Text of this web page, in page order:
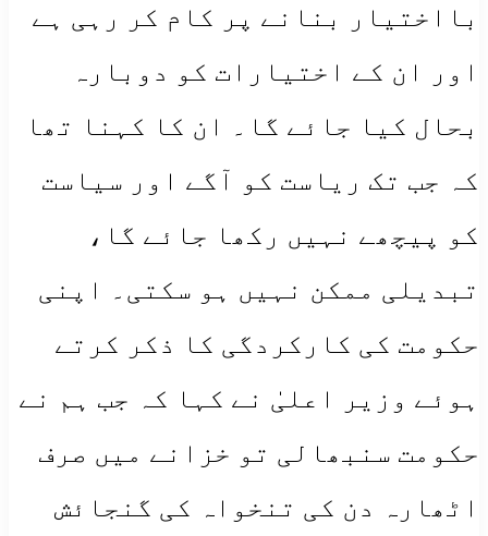
بااختیار بنانے پر کام کر رہی ہے
اور ان کے اختیارات کو دوبارہ
بحال کیا جائے گا۔ ان کا کہنا تھا
کہ جب تک ریاست کو آگے اور سیاست
کو پیچھے نہیں رکھا جائے گا،
تبدیلی ممکن نہیں ہو سکتی۔ اپنی
حکومت کی کارکردگی کا ذکر کرتے
ہوئے وزیر اعلیٰ نے کہا کہ جب ہم نے
حکومت سنبھالی تو خزانے میں صرف
اٹھارہ دن کی تنخواہ کی گنجائش